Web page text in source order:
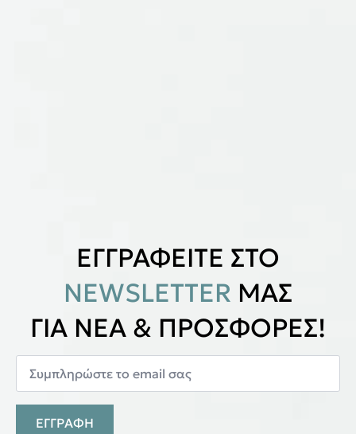
ΕΓΓΡΑΦΕΙΤΕ ΣΤΟ
NEWSLETTER ΜΑΣ
ΓΙΑ ΝΕΑ & ΠΡΟΣΦΟΡΕΣ!
ΕΓΓΡΑΦΗ